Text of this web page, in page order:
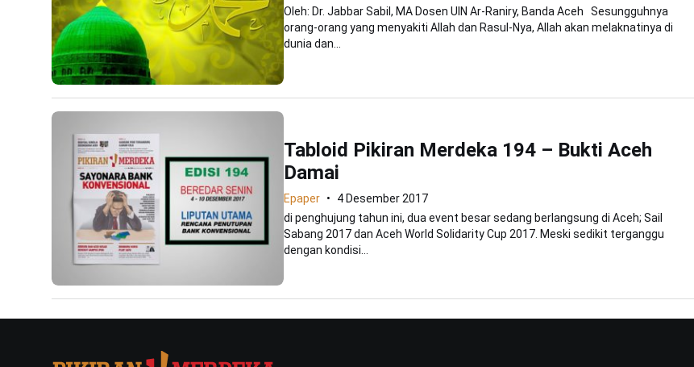
Oleh: Dr. Jabbar Sabil, MA Dosen UIN Ar-Raniry, Banda Aceh Sesungguhnya
orang-orang yang menyakiti Allah dan Rasul-Nya, Allah akan melaknatinya di
dunia dan...
Tabloid Pikiran Merdeka 194 – Bukti Aceh
Damai
Epaper
4 Desember 2017
di penghujung tahun ini, dua event besar sedang berlangsung di Aceh; Sail
Sabang 2017 dan Aceh World Solidarity Cup 2017. Meski sedikit terganggu
dengan kondisi...